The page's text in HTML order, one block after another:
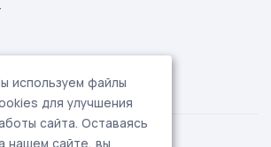
используем файлы
для улучшения
сайта. Оставаясь
нашем сайте, вы